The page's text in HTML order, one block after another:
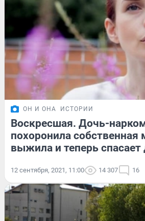
ОН И ОНА ИСТОРИИ
Воскресшая. Дочь-
похоронила собственная
выжила и теперь спасает
12 сентября, 2021, 11:00 14 307 16